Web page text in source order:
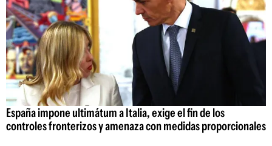
España impone ultimátum a Italia, exige el fin de los
controles fronterizos y amenaza con medidas proporcionales